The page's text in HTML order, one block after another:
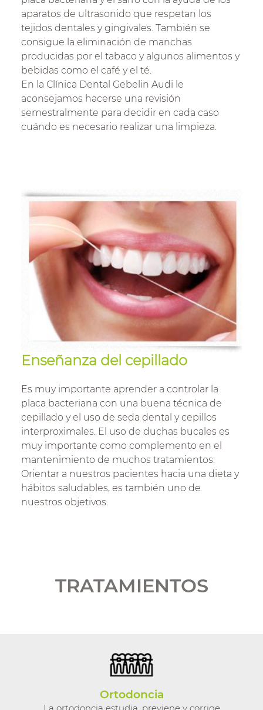
aparatos de ultrasonido que respetan los
tejidos dentales y gingivales. También se
consigue la eliminación de manchas
producidas por el tabaco y algunos alimentos y
bebidas como el café y el té.
En la Clínica Dental Gebelin Audi le
aconsejamos hacerse una revisión
semestralmente para decidir en cada caso
cuándo es necesario realizar una limpieza.
Enseñanza del cepillado
Es muy importante aprender a controlar la
placa bacteriana con una buena técnica de
cepillado y el uso de seda dental y cepillos
interproximales. El uso de duchas bucales es
muy importante como complemento en el
mantenimiento de muchos tratamientos.
Orientar a nuestros pacientes hacia una dieta y
hábitos saludables, es también uno de
nuestros objetivos.
TRATAMIENTOS
Ortodoncia